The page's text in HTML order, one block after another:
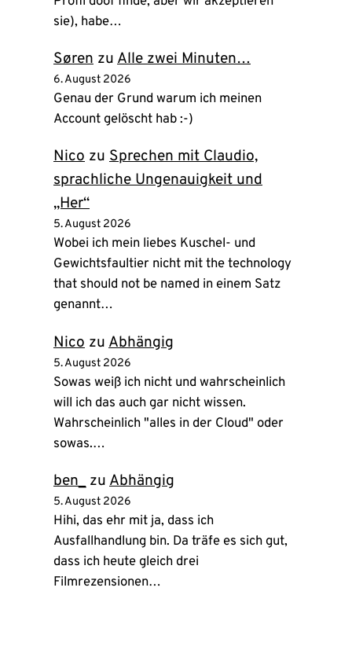
sie), habe…
Søren zu Alle zwei Minuten…
6. August 2026
Genau der Grund warum ich meinen
Account gelöscht hab :-)
Nico zu Sprechen mit Claudio,
sprachliche Ungenauigkeit und
„Her“
5. August 2026
Wobei ich mein liebes Kuschel- und
Gewichtsfaultier nicht mit the technology
that should not be named in einem Satz
genannt…
Nico zu Abhängig
5. August 2026
Sowas weiß ich nicht und wahrscheinlich
will ich das auch gar nicht wissen.
Wahrscheinlich "alles in der Cloud" oder
sowas.…
ben_zu Abhängig
5. August 2026
Hihi, das ehr mit ja, dass ich
Ausfallhandlung bin. Da träfe es sich gut,
dass ich heute gleich drei
Filmrezensionen…